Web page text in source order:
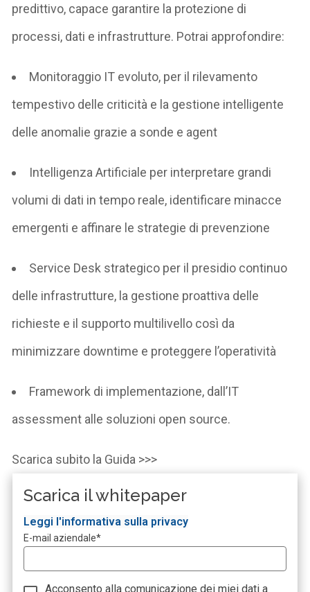
predittivo, capace garantire la protezione di
processi, dati e infrastrutture. Potrai approfondire:
Monitoraggio IT evoluto, per il rilevamento
tempestivo delle criticità e la gestione intelligente
delle anomalie grazie a sonde e agent
Intelligenza Artificiale per interpretare grandi
volumi di dati in tempo reale, identificare minacce
emergenti e affinare le strategie di prevenzione
Service Desk strategico per il presidio continuo
delle infrastrutture, la gestione proattiva delle
richieste e il supporto multilivello così da
minimizzare downtime e proteggere l’operatività
Framework di implementazione, dall’IT
assessment alle soluzioni open source.
Scarica subito la Guida >>>
Scarica il whitepaper
Leggi l'informativa sulla privacy
E-mail aziendale*
Acconsento alla comunicazione dei miei dati a